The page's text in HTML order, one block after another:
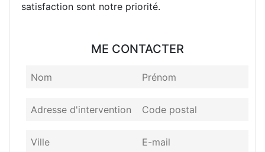
satisfaction sont notre priorité.
ME CONTACTER